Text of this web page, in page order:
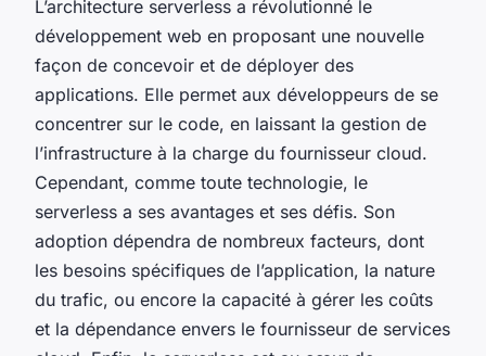
L’architecture serverless a révolutionné le
développement web en proposant une nouvelle
façon de concevoir et de déployer des
applications. Elle permet aux développeurs de se
concentrer sur le code, en laissant la gestion de
l’infrastructure à la charge du fournisseur cloud.
Cependant, comme toute technologie, le
serverless a ses avantages et ses défis. Son
adoption dépendra de nombreux facteurs, dont
les besoins spécifiques de l’application, la nature
du trafic, ou encore la capacité à gérer les coûts
et la dépendance envers le fournisseur de services